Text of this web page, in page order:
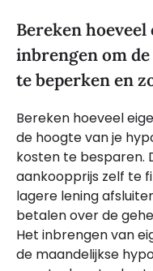
Bereken
inbrengen om
te beperken en
Bereken hoeveel
de hoogte van je
kosten te besparen.
aankoopprijs zelf te
lagere lening
betalen over de
Het inbrengen van
de maandelijkse